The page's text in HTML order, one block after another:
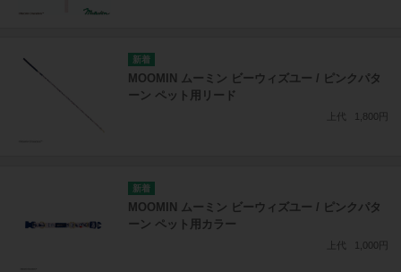
MOOMIN ムーミン ビーウィズユー / ピンクパタ
ーン ペット用リード
上代 1,800円
MOOMIN ムーミン ビーウィズユー / ピンクパタ
ーン ペット用カラー
上代 1,000円